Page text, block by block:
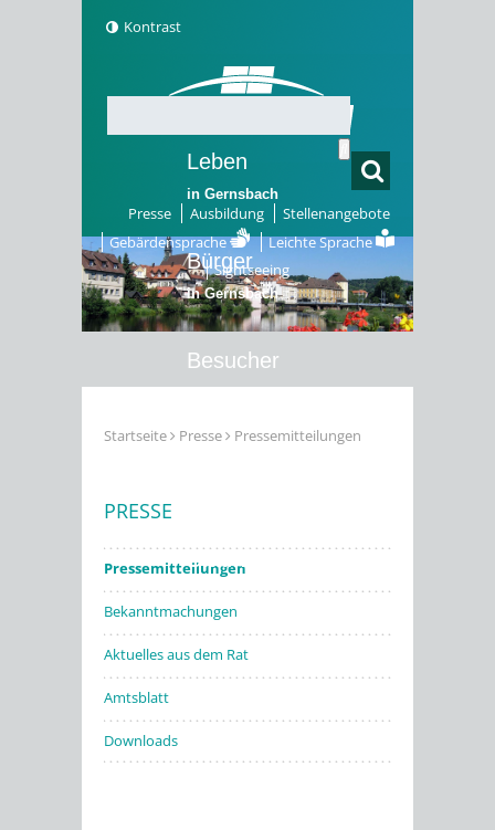
Kontrast
Presse Ausbildung
Stellenangebote
Gebärdensprache
Leichte Sprache
Sightseeing
Leben
in Gernsbach
Bürger
in Gernsbach
Besucher
Stadtwerke
Startseite Presse Pressemitteilungen
PRESSE
Pressemitteilungen
Bekanntmachungen
Aktuelles aus dem Rat
Amtsblatt
Downloads